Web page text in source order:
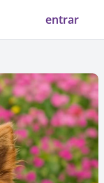
entrar